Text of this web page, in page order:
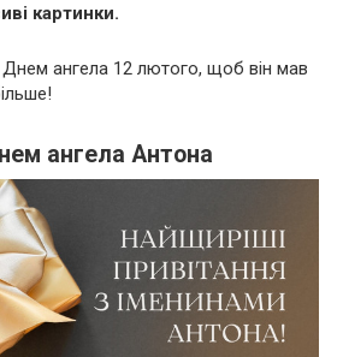
картинки.
Днем ангела 12 лютого, щоб він мав
ангела Антона